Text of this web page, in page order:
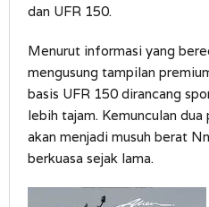
dan UFR 150.
Menurut informasi yang
mengusung tampilan
basis UFR 150 dirancang
lebih tajam. Kemunculan
akan menjadi musuh berat
berkuasa sejak lama.